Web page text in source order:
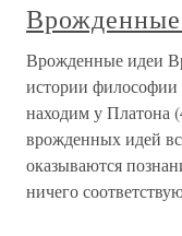
Врожденные идеи
истории
находим у Платона
врожденных идей
оказываются
ничего